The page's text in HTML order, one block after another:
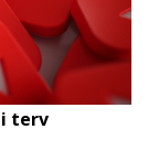
terv